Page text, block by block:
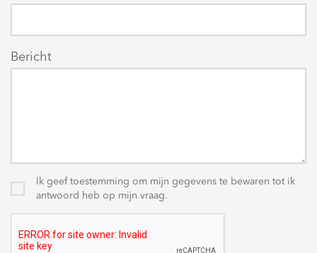
Bericht
Ik geef toestemming om mijn gegevens te bewaren tot ik
antwoord heb op mijn vraag.